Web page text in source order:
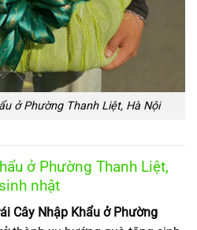
ở Phường Thanh Liệt, Hà Nội
ở Phường Thanh Liệt,
nhật
Cây Nhập Khẩu ở Phường